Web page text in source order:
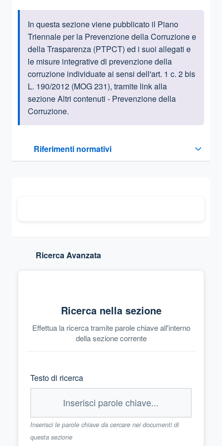
Informazioni introduttive
In questa sezione viene pubblicato il Piano
Triennale per la Prevenzione della Corruzione e
della Trasparenza (PTPCT) ed i suoi allegati e
le misure integrative di prevenzione della
corruzione individuate ai sensi dell'art. 1 c. 2 bis
L. 190/2012 (MOG 231), tramite link alla
sezione Altri contenuti - Prevenzione della
Corruzione.
Riferimenti normativi
Sezione compressa
Ricerca Avanzata
Ricerca nella sezione
Effettua la ricerca tramite parole chiave all'interno
della sezione corrente
Testo di ricerca
Inserisci le parole chiave da cercare nei documenti di
questa sezione